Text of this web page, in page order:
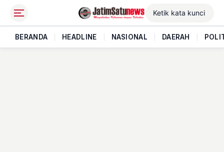
BERANDA HEADLINE NASIONAL DAERAH